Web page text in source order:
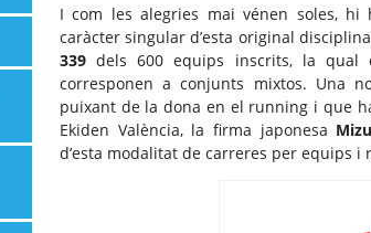
I com les alegries mai vénen soles,
caràcter singular d’esta original
339dels 600 equips inscrits, la qual
corresponen a conjunts mixtos. Una
puixant de la dona en el running i que
Ekiden València, la firma japonesa
d’esta modalitat de carreres per equips i